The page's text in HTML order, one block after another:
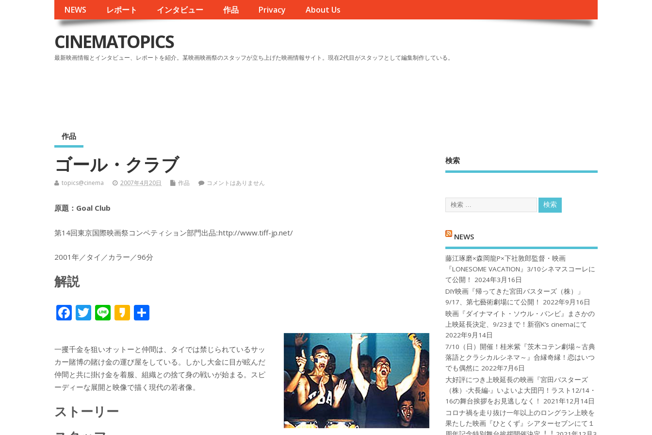
NEWS レポート インタビュー 作品 Privacy About Us
CINEMATOPICS
最新映画情報とインタビュー、レポートを紹介。某映画映画祭のスタッフが立ち上げた映画情報サイト。現在2代目がスタッフとして編集制作している。
作品
ゴール・クラブ
topics@cinema 2007年4月20日 作品 コメントはありません
原題：Goal Club
第14回東京国際映画祭コンペティション部門出品::http://www.tiff-jp.net/
2001年／タイ／カラー／96分
解説
F
e
b
o
o
k
T
itt
er
Li
e
K
k
a
o
一攫千金を狙いオットーと仲間は、タイでは禁じられているサッ
カー賭博の賭け金の運び屋をしている。しかし大金に目が眩んだ
仲間と共に掛け金を着服、組織との捨て身の戦いが始まる。スピ
ーディーな展開と映像で描く現代の若者像。
ストーリー
検索
NEWS
藤江琢磨×森岡龍P×下社敦郎監督・映画
『LONESOME VACATION』3/10シネマスコーレに
て公開！
2024年3月16日
DIY映画『帰ってきた宮田バスターズ（株）」
9/17、第七藝術劇場にて公開！
2022年9月16日
映画『ダイナマイト・ソウル・バンビ』まさかの
上映延長決定、9/23まで！新宿K’s cinemaにて
2022年9月14日
7/10（日）開催！桂米紫『茨木コテン劇場～古典
落語とクラシカルシネマ～』合縁奇縁！恋はいつ
でも偶然に 2022年7月6日
大好評につき上映延長の映画『宮田バスターズ
（株）-大長編-』いよいよ大団円！ラスト12/14・
16の舞台挨拶をお見逃しなく！
2021年12月14日
コロナ禍を⾛り抜け⼀年以上のロングラン上映を
果たした映画『ひとくず』シアターセブンにて１